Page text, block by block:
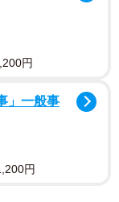
円
」一般事
円